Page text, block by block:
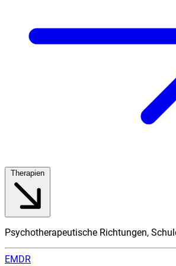
Psychotherapeutische Richtungen,
EMDR